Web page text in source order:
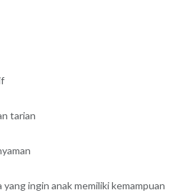
tarian
ingin anak memiliki kemampuan